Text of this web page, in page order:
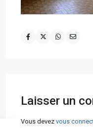
Laisser un
Vous devez vous